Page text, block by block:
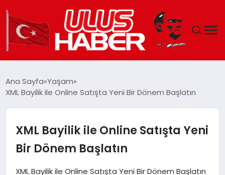
DÜNYA
EKONOMI
SIYASET
Ana Sayfa Yaşam
XML Bayilik ile Online Satışta Yeni Bir Dönem Başlatın
XML Bayilik ile Online Satışta Yeni
Bir Dönem Başlatın
XML Bayilik ile Online Satışta Yeni Bir Dönem Başlatın